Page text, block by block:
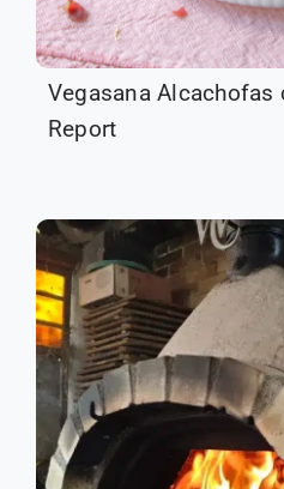
Vegasana
Report